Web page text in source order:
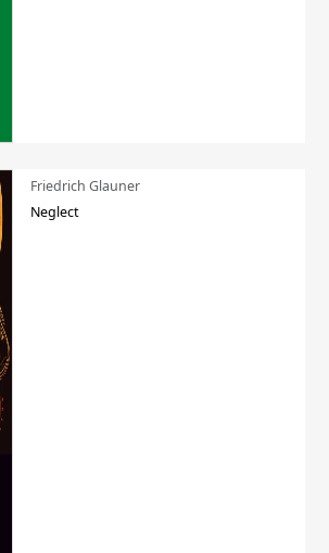
Friedrich Glauner
Neglect